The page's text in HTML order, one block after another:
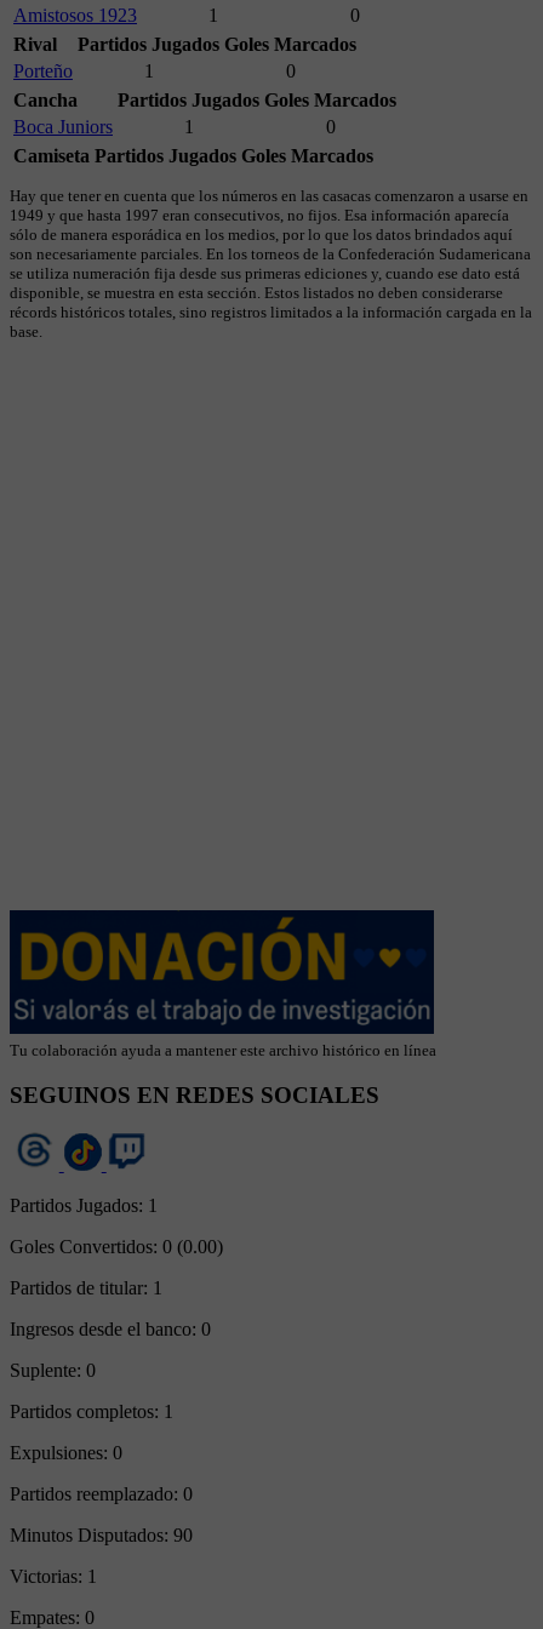
Amistosos 1923 1
0
Rival
Partidos Jugados Goles Marcados
Porteño
1
0
Cancha
Partidos Jugados Goles Marcados
Boca Juniors
1
0
Camiseta Partidos Jugados Goles Marcados
Hay que tener en cuenta que los números en las casacas comenzaron a usarse en
1949 y que hasta 1997 eran consecutivos, no fijos. Esa información aparecía
sólo de manera esporádica en los medios, por lo que los datos brindados aquí
son necesariamente parciales. En los torneos de la Confederación Sudamericana
se utiliza numeración fija desde sus primeras ediciones y, cuando ese dato está
disponible, se muestra en esta sección. Estos listados no deben considerarse
récords históricos totales, sino registros limitados a la información cargada en la
base.
Tu colaboración ayuda a mantener este archivo histórico en línea
SEGUINOS EN REDES SOCIALES
Partidos Jugados: 1
Goles Convertidos: 0 (0.00)
Partidos de titular: 1
Ingresos desde el banco: 0
Suplente: 0
Partidos completos: 1
Expulsiones: 0
Partidos reemplazado: 0
Minutos Disputados: 90
Victorias: 1
Empates: 0